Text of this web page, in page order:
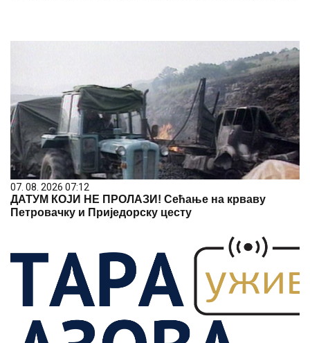
07. 08. 2026 07:12
ДАТУМ КОЈИ НЕ ПРОЛАЗИ! Сећање на крваву
Петровачку и Приједорску цесту